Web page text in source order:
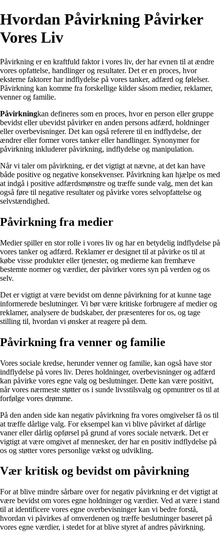
Hvordan Påvirkning Påvirker
Vores Liv
Påvirkning er en kraftfuld faktor i vores liv, der har evnen til at ændre
vores opfattelse, handlinger og resultater. Det er en proces, hvor
eksterne faktorer har indflydelse på vores tanker, adfærd og følelser.
Påvirkning kan komme fra forskellige kilder såsom medier, reklamer,
venner og familie.
Påvirkningkan defineres som en proces, hvor en person eller gruppe
bevidst eller ubevidst påvirker en anden persons adfærd, holdninger
eller overbevisninger. Det kan også referere til en indflydelse, der
ændrer eller former vores tanker eller handlinger. Synonymer for
påvirkning inkluderer påvirkning, indflydelse og manipulation.
Når vi taler om påvirkning, er det vigtigt at nævne, at det kan have
både positive og negative konsekvenser. Påvirkning kan hjælpe os med
at indgå i positive adfærdsmønstre og træffe sunde valg, men det kan
også føre til negative resultater og påvirke vores selvopfattelse og
selvstændighed.
Påvirkning fra medier
Medier spiller en stor rolle i vores liv og har en betydelig indflydelse på
vores tanker og adfærd. Reklamer er designet til at påvirke os til at
købe visse produkter eller tjenester, og medierne kan fremhæve
bestemte normer og værdier, der påvirker vores syn på verden og os
selv.
Det er vigtigt at være bevidst om denne påvirkning for at kunne tage
informerede beslutninger. Vi bør være kritiske forbrugere af medier og
reklamer, analysere de budskaber, der præsenteres for os, og tage
stilling til, hvordan vi ønsker at reagere på dem.
Påvirkning fra venner og familie
Vores sociale kredse, herunder venner og familie, kan også have stor
indflydelse på vores liv. Deres holdninger, overbevisninger og adfærd
kan påvirke vores egne valg og beslutninger. Dette kan være positivt,
når vores nærmeste støtter os i sunde livsstilsvalg og opmuntrer os til at
forfølge vores drømme.
På den anden side kan negativ påvirkning fra vores omgivelser få os til
at træffe dårlige valg. For eksempel kan vi blive påvirket af dårlige
vaner eller dårlig opførsel på grund af vores sociale netværk. Det er
vigtigt at være omgivet af mennesker, der har en positiv indflydelse på
os og støtter vores personlige vækst og udvikling.
Vær kritisk og bevidst om påvirkning
For at blive mindre sårbare over for negativ påvirkning er det vigtigt at
være bevidst om vores egne holdninger og værdier. Ved at være i stand
til at identificere vores egne overbevisninger kan vi bedre forstå,
hvordan vi påvirkes af omverdenen og træffe beslutninger baseret på
vores egne værdier, i stedet for at blive styret af andres påvirkning.